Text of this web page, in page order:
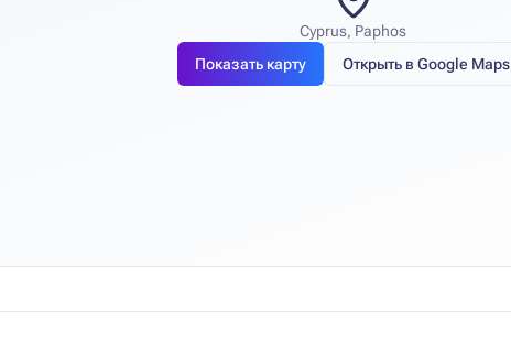
Cyprus, Paphos
Показать карту
Открыть в Google Maps